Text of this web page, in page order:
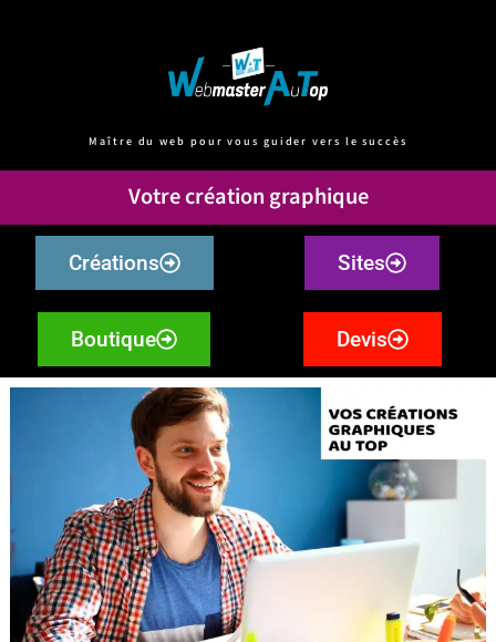
Maître du web pour vous guider vers le succès
Votre création graphique
Créations Sites
Boutique Devis